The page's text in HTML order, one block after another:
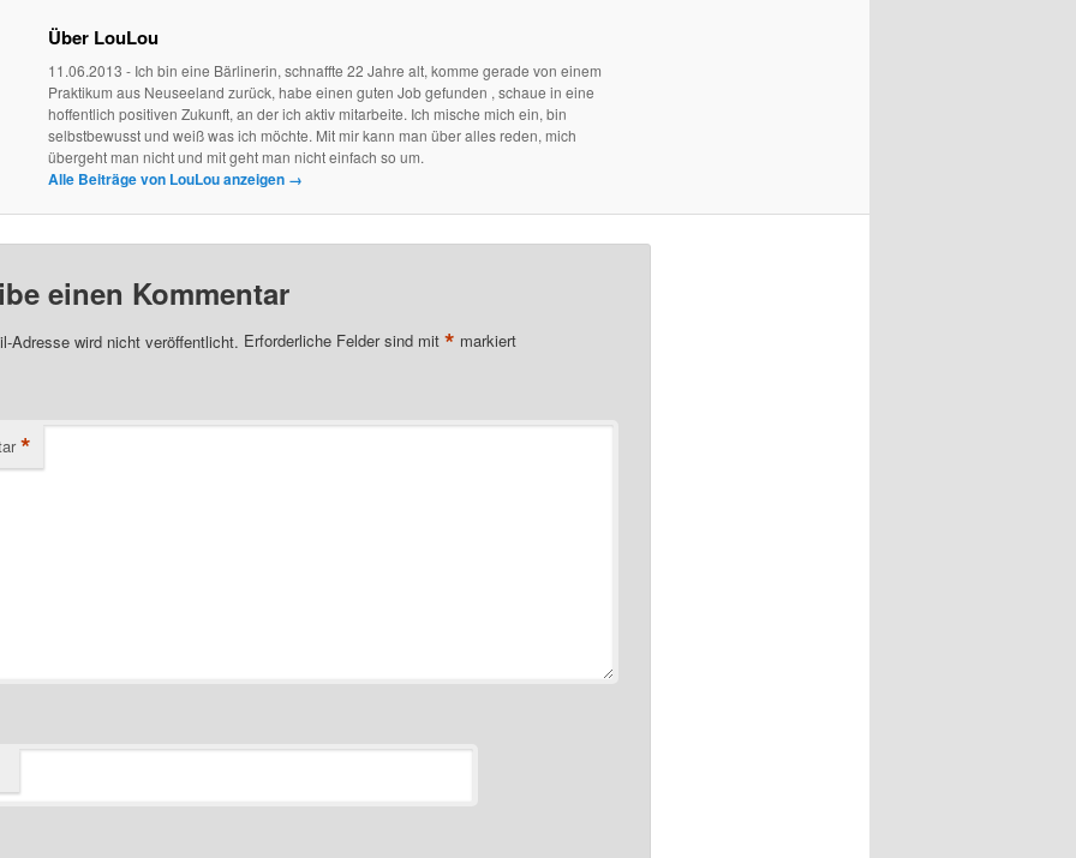
Über LouLou
11.06.2013 - Ich bin eine Bärlinerin, schnaffte 22 Jahre alt, komme gerade von einem
Praktikum aus Neuseeland zurück, habe einen guten Job gefunden , schaue in eine
hoffentlich positiven Zukunft, an der ich aktiv mitarbeite. Ich mische mich ein, bin
selbstbewusst und weiß was ich möchte. Mit mir kann man über alles reden, mich
übergeht man nicht und mit geht man nicht einfach so um.
Alle Beiträge von LouLou anzeigen →
einen Kommentar
Adresse wird nicht veröffentlicht. Erforderliche Felder sind mit * markiert
*